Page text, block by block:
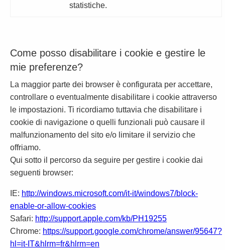
statistiche.
Come posso disabilitare i cookie e gestire le
mie preferenze?
La maggior parte dei browser è configurata per accettare,
controllare o eventualmente disabilitare i cookie attraverso
le impostazioni. Ti ricordiamo tuttavia che disabilitare i
cookie di navigazione o quelli funzionali può causare il
malfunzionamento del sito e/o limitare il servizio che
offriamo.
Qui sotto il percorso da seguire per gestire i cookie dai
seguenti browser:
IE: http://windows.microsoft.com/it-it/windows7/block-
enable-or-allow-cookies
Safari: http://support.apple.com/kb/PH19255
Chrome: https://support.google.com/chrome/answer/95647?
hl=it-IT&hlrm=fr&hlrm=en